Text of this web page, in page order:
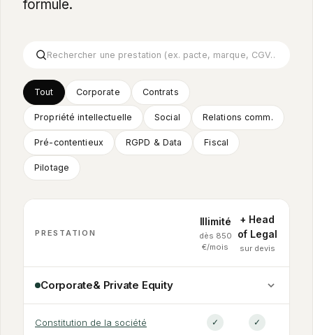
formule.
Tout Corporate Contrats
Propriété intellectuelle Social Relations comm.
Pré-contentieux RGPD &Data Fiscal
Pilotage
PRESTATION
Illimité
dès 850
€/mois
+ Head
of Legal
sur devis
Corporate&Private Equity
Constitution de la société ✓ ✓